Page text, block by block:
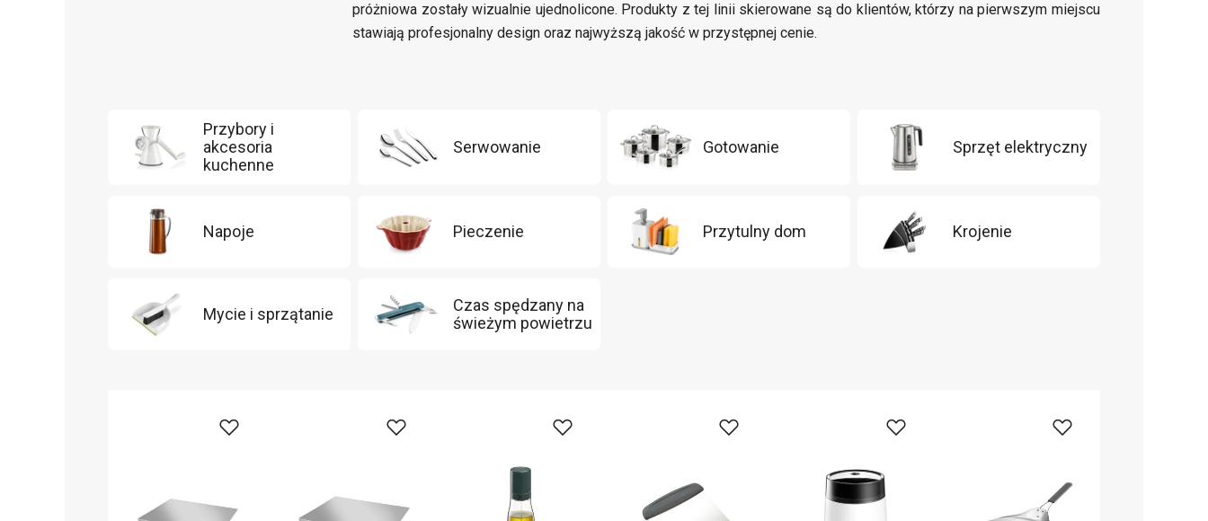
próżniowa zostały wizualnie ujednolicone. Produkty z tej linii skierowane są do klientów, którzy na pierwszym miejscu
stawiają profesjonalny design oraz najwyższą jakość w przystępnej cenie.
Przybory i
akcesoria
kuchenne
Serwowanie Gotowanie Sprzęt elektryczny
Napoje Pieczenie Przytulny dom Krojenie
Mycie i sprzątanie
Czas spędzany na
świeżym powietrzu